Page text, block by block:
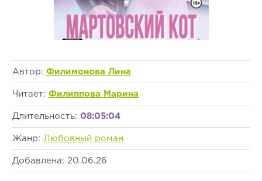
Автор: Филимонова Лина
Читает: Филиппова Марина
Длительность: 08:05:04
Жанр: Любовный роман
Добавлена: 20.06.26